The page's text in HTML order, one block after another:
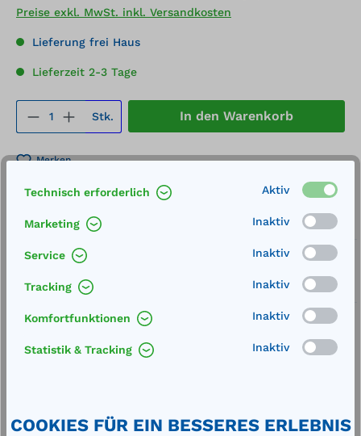
Preise exkl. MwSt. inkl. Versandkosten
Lieferung frei Haus
Lieferzeit 2-3 Tage
Produkt Anzahl: Gib den
Stk. In den Warenkorb
Merken
Artikel-Nummer:15214
Service
Lieferung frei Haus
Zertifizierte Qualität
Außenmaße (LxBxH): 1420 x 1420 x 203 mm
Technisch erforderlich Aktiv
Marketing Inaktiv
Service Inaktiv
Tracking Inaktiv
Komfortfunktionen Inaktiv
Statistik & Tracking Inaktiv
COOKIES FÜR EIN BESSERES ERLEBNIS